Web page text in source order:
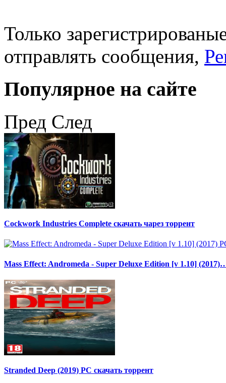
Только
отправлять сообщения,
Популярное на сайте
Пред След
Cockwork Industries Complete скачать чарез торрент
Mass Effect: Andromeda - Super Deluxe Edition [v 1.10]
Stranded Deep (2019) PC скачать торрент